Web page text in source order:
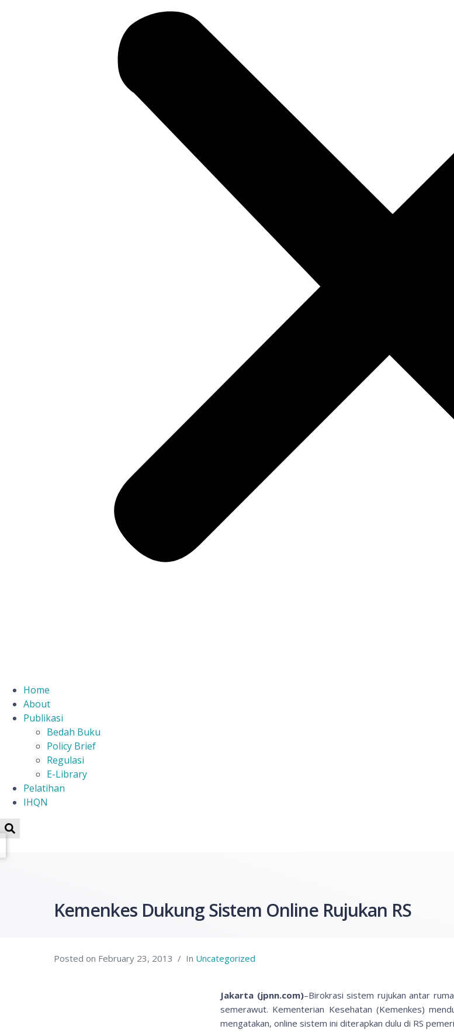
Home
About
Publikasi
Bedah Buku
Policy Brief
Regulasi
E-Library
Pelatihan
IHQN
Kemenkes Dukung Sistem Online Rujukan RS
Posted on February 23, 2013 In Uncategorized
Jakarta (jpnn.com)–Birokrasi sistem rujukan antar
semerawut. Kementerian Kesehatan (Kemenkes)
mengatakan, online sistem ini diterapkan dulu di RS